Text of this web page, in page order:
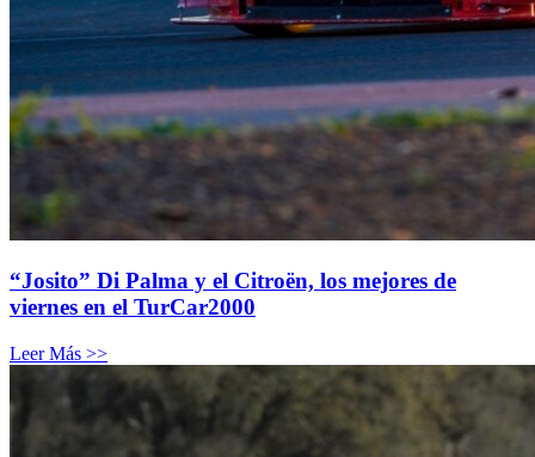
“Josito” Di Palma y el Citroën, los mejores de
viernes en el TurCar2000
Leer Más >>